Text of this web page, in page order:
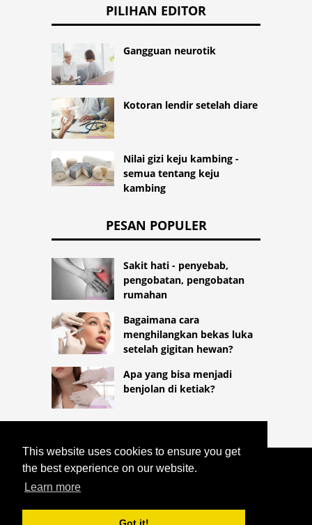
This website uses cookies to ensure you get
the best experience on our website.
Learn more
PILIHAN EDITOR
Gangguan neurotik
Kotoran lendir setelah diare
Nilai gizi keju kambing -
semua tentang keju
kambing
PESAN POPULER
Sakit hati - penyebab,
pengobatan, pengobatan
rumahan
Bagaimana cara
menghilangkan bekas luka
setelah gigitan hewan?
Apa yang bisa menjadi
benjolan di ketiak?
COPYRIGHT 2026
BAGAIMANA MENGATUR PERJALANAN
KE SANATORIUM